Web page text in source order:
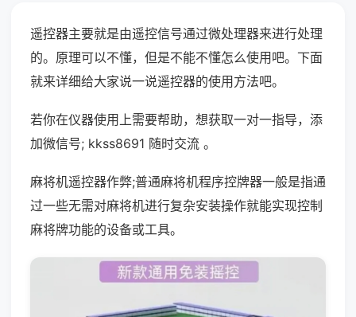
遥控器主要就是由遥控信号通过微处理器来进行处理
的。原理可以不懂，但是不能不懂怎么使用吧。下面
就来详细给大家说一说遥控器的使用方法吧。
若你在仪器使用上需要帮助，想获取一对一指导，添
加微信号; kkss8691 随时交流 。
麻将机遥控器作弊;普通麻将机程序控牌器一般是指通
过一些无需对麻将机进行复杂安装操作就能实现控制
麻将牌功能的设备或工具。